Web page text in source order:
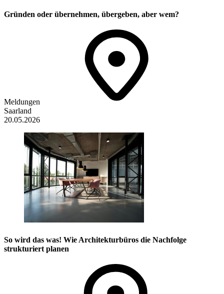
Gründen oder übernehmen, übergeben, aber wem?
Meldungen
Saarland
20.05.2026
So wird das was! Wie Architekturbüros die Nachfolge
strukturiert planen